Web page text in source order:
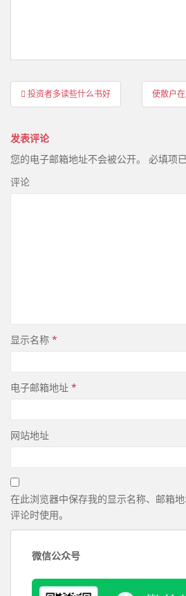
文
章
航
投资者多读些什么书好 使散户
发表评论
您的电子邮箱地址不会被公开。 必填项
评论
显示名称 *
电子邮箱地址 *
网站地址
在此浏览器中保存我的显示名称、邮箱
评论时使用。
微信公众号